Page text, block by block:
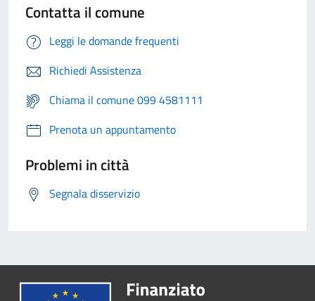
Contatta il comune
Leggi le domande frequenti
Richiedi Assistenza
Chiama il comune 099 4581111
Prenota un appuntamento
Problemi in città
Segnala disservizio